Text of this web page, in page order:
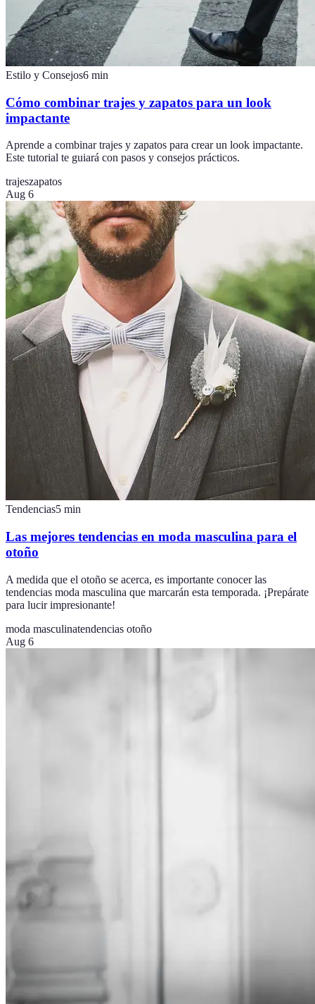
Estilo y Consejos6 min
Cómo combinar trajes y zapatos para un look
impactante
Aprende a combinar trajes y zapatos para crear un look impactante.
Este tutorial te guiará con pasos y consejos prácticos.
trajeszapatos
Aug 6
Tendencias5 min
Las mejores tendencias en moda masculina para el
otoño
A medida que el otoño se acerca, es importante conocer las
tendencias moda masculina que marcarán esta temporada. ¡Prepárate
para lucir impresionante!
moda masculinatendencias otoño
Aug 6